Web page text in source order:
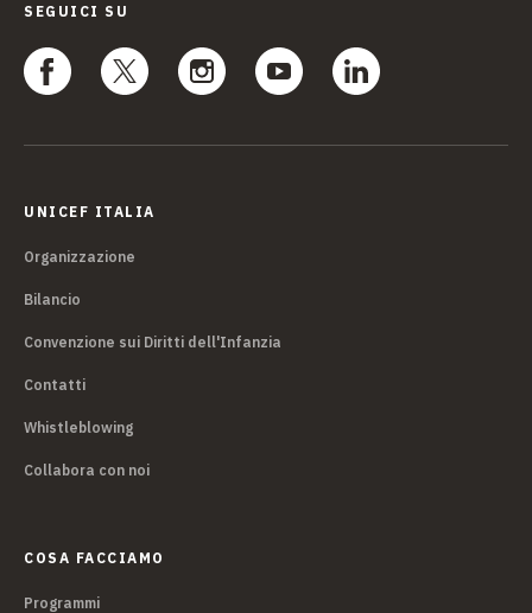
SEGUICI SU
UNICEF ITALIA
Organizzazione
Bilancio
Convenzione sui Diritti dell'Infanzia
Contatti
Whistleblowing
Collabora con noi
COSA FACCIAMO
Programmi